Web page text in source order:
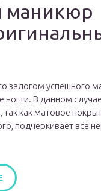
маникюр
залогом успешного
ногти. В данном
так как матовое
подчеркивает все